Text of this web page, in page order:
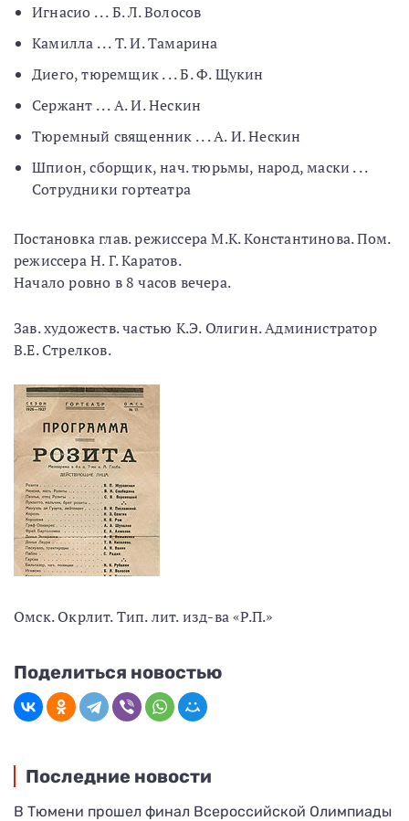
Игнасио . . . Б. Л. Волосов
Камилла . . . Т. И. Тамарина
Диего, тюремщик . . . Б. Ф. Щукин
Сержант . . . А. И. Нескин
Тюремный священник . . . А. И. Нескин
Шпион, сборщик, нач. тюрьмы, народ, маски . . .
Сотрудники гортеатра
Постановка глав. режиссера М.К. Константинова. Пом.
режиссера Н. Г. Каратов.
Начало ровно в 8 часов вечера.
Зав. художеств. частью К.Э. Олигин. Администратор
В.Е. Стрелков.
Омск. Окрлит. Тип. лит. изд-ва «Р.П.»
Поделиться новостью
Последние новости
В Тюмени прошел финал Всероссийской Олимпиады